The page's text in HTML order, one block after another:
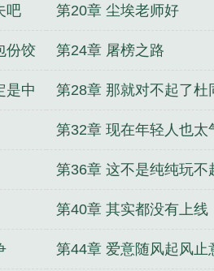
吧 第20章 尘埃老师好
份饺 第24章 屠榜之路
是中 第28章 那就对不起了杜
第32章 现在年轻人也太
吧
第36章 这不是纯纯玩不
第40章 其实都没有上线
第44章 爱意随风起风止